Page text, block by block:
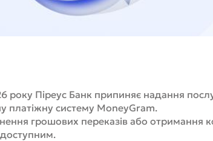
Піреус Банк припиняє надання
платіжну систему MoneyGram.
грошових переказів або отримання